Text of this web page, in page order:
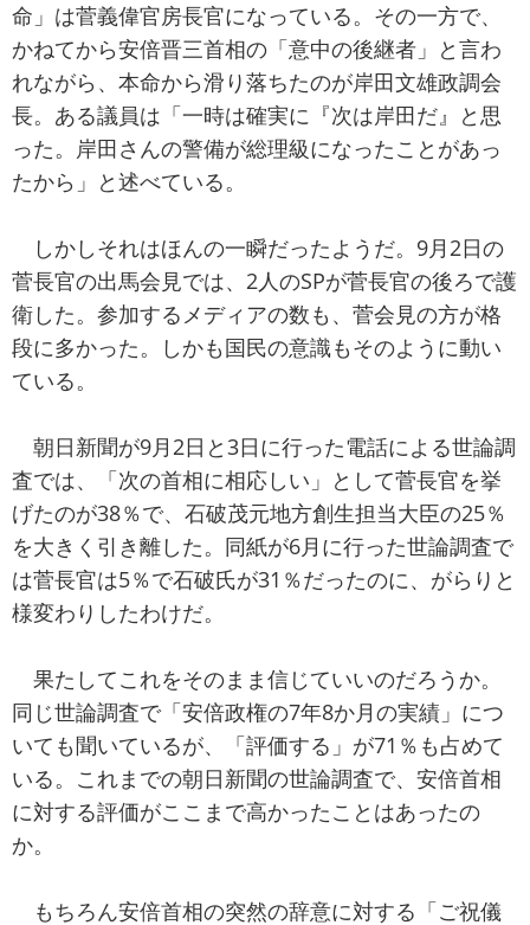
命」は菅義偉官房長官になっている。その一方で、
かねてから安倍晋三首相の「意中の後継者」と言わ
れながら、本命から滑り落ちたのが岸田文雄政調会
長。ある議員は「一時は確実に『次は岸田だ』と思
った。岸田さんの警備が総理級になったことがあっ
たから」と述べている。
しかしそれはほんの一瞬だったようだ。9月2日の
菅長官の出馬会見では、2人のSPが菅長官の後ろで護
衛した。参加するメディアの数も、菅会見の方が格
段に多かった。しかも国民の意識もそのように動い
ている。
朝日新聞が9月2日と3日に行った電話による世論調
査では、「次の首相に相応しい」として菅長官を挙
げたのが38％で、石破茂元地方創生担当大臣の25％
を大きく引き離した。同紙が6月に行った世論調査で
は菅長官は5％で石破氏が31％だったのに、がらりと
様変わりしたわけだ。
果たしてこれをそのまま信じていいのだろうか。
同じ世論調査で「安倍政権の7年8か月の実績」につ
いても聞いているが、「評価する」が71％も占めて
いる。これまでの朝日新聞の世論調査で、安倍首相
に対する評価がここまで高かったことはあったの
か。
もちろん安倍首相の突然の辞意に対する「ご祝儀